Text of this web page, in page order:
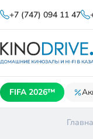
+7 (747) 094 11 47
FIFA 2026™